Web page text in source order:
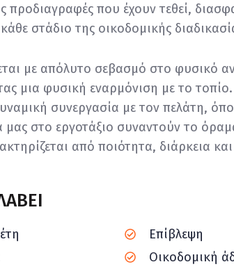
προδιαγραφές που έχουν τεθεί,
στάδιο της οικοδομικής
με απόλυτο σεβασμό στο φυσικό
μια φυσική εναρμόνιση με το
συνεργασία με τον πελάτη,
μας στο εργοτάξιο συναντούν το
από ποιότητα, διάρκεια
Επίβλεψη
Οικοδομική